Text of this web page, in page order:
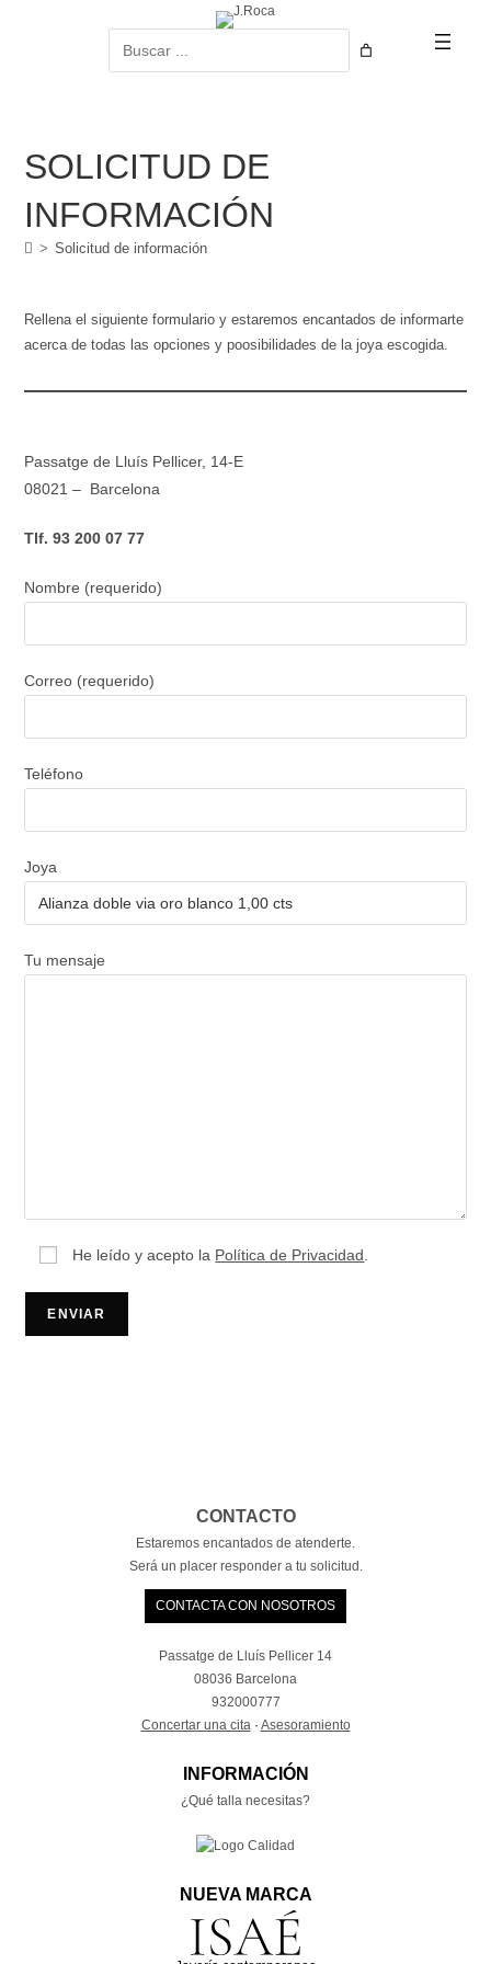
SOLICITUD DE
INFORMACIÓN
> Solicitud de información
Rellena el siguiente formulario y estaremos encantados de informarte
acerca de todas las opciones y poosibilidades de la joya escogida.
Passatge de Lluís Pellicer, 14-E
08021 – Barcelona
Tlf. 93 200 07 77
Nombre (requerido)
Correo (requerido)
Teléfono
Joya
Tu mensaje
He leído y acepto la Política de Privacidad
CONTACTO
Estaremos encantados de atenderte.
Será un placer responder a tu solicitud.
CONTACTA CON NOSOTROS
Passatge de Lluís Pellicer 14
08036 Barcelona
932000777
Concertar una cita· Asesoramiento
INFORMACIÓN
¿Qué talla necesitas?
NUEVA MARCA